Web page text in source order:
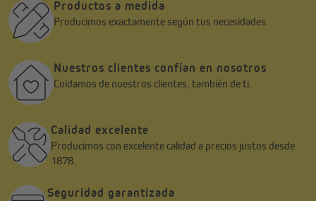
Productos a medida
Producimos exactamente según tus necesidades.
Nuestros clientes confían en nosotros
Cuidamos de nuestros clientes, también de ti.
Calidad excelente
Producimos con excelente calidad a precios justos desde
1878.
Seguridad garantizada